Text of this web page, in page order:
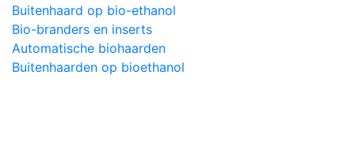
Buitenhaard op bio-ethanol
Bio-branders en inserts
Automatische biohaarden
Buitenhaarden op bioethanol